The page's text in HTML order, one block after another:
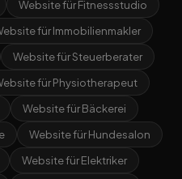
Website für Fitnessstudio
für Immobilienmakler
Website für Steuerberater
für Physiotherapeut
Website für Bäckerei
Website für Hundesalon
Website für Elektriker